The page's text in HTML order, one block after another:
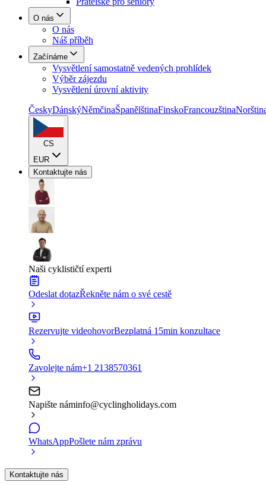
O nás
O nás
Náš příběh
Začínáme
Vysvětlení samostatně vedených prohlídek
Výběr zájezdu
Vysvětlení úrovní aktivity
ČeskyDánskýNěmčinaŠpanělštinaFinskoFrancouzština
CS
EUR
Kontaktujte nás
Naši cyklističtí experti
Odeslat dotazŘekněte nám o své cestě
Rezervujte videohovorBezplatná 15min konzultace
Zavolejte nám+1 2138570361
Napište náminfo@cyclingholidays.com
WhatsAppPošlete nám zprávu
Kontaktujte nás